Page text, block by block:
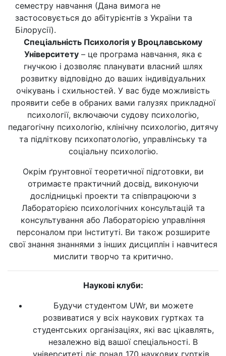
семестру навчання (Дана вимога не
застосовується до абітурієнтів з України та
Білорусії).
Спеціальність Психологія у Вроцлавському
Університету– це програма навчання, яка є
гнучкою і дозволяє планувати власний шлях
розвитку відповідно до ваших індивідуальних
очікувань і схильностей. У вас буде можливість
проявити себе в обраних вами галузях прикладної
психології, включаючи судову психологію,
педагогічну психологію, клінічну психологію, дитячу
та підліткову психопатологію, управлінську та
соціальну психологію.
Окрім ґрунтовної теоретичної підготовки, ви
отримаєте практичний досвід, виконуючи
дослідницькі проекти та співпрацюючи з
Лабораторією психологічних консультацій та
консультування або Лабораторією управління
персоналом при Інституті. Ви також розширите
свої знання знаннями з інших дисциплін і навчитеся
мислити творчо та критично.
Наукові клуби:
Будучи студентом UWr, ви можете
розвиватися у всіх наукових гуртках та
студентських організаціях, які вас цікавлять,
незалежно від вашої спеціальності. В
університеті діє понад 170 наукових гуртків.